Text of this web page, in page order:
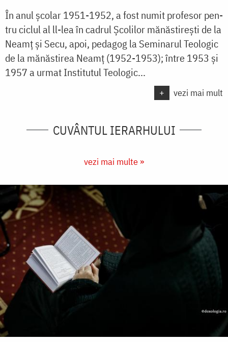
În anul şco­lar 1951-1952, a fost numit profesor pen­
tru ciclul al ll-lea în cadrul Şcolilor mănăs­tireşti de la
Neamţ şi Secu, apoi, pedagog la Seminarul Teologic
de la mănăstirea Neamţ (1952-1953); între 1953 şi
1957 a urmat Institutul Teologic...
+ vezi mai mult
CUVÂNTUL IERARHULUI
vezi mai multe »